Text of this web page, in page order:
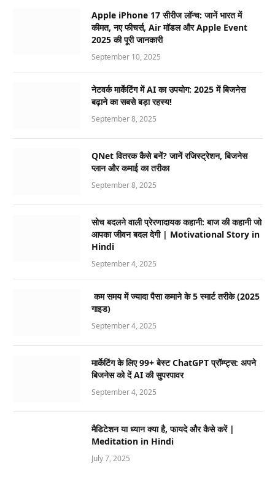
Apple iPhone 17 सीरीज लॉन्च: जानें भारत में
कीमत, नए फीचर्स, Air मॉडल और Apple Event
2025 की पूरी जानकारी
September 10, 2025
नेटवर्क मार्केटिंग में AI का उपयोग: 2025 में बिजनेस
बढ़ाने का सबसे बड़ा रहस्य!
September 8, 2025
QNet वितरक कैसे बनें? जानें रजिस्ट्रेशन, बिजनेस
प्लान और कमाई का तरीका
September 8, 2025
सोच बदलने वाली प्रेरणादायक कहानी: बाज की कहानी जो
आपका जीवन बदल देगी | Motivational Story in
Hindi
September 4, 2025
कम समय में ज्यादा पैसा कमाने के 5 स्मार्ट तरीके (2025
गाइड)
September 4, 2025
मार्केटिंग के लिए 99+ बेस्ट ChatGPT प्रॉम्प्ट्स: अपने
बिजनेस को दें AI की सुपरपावर
September 4, 2025
मैडिटेशन या ध्यान क्या है, फायदे और कैसे करें |
Meditation in Hindi
July 7, 2025